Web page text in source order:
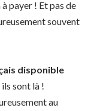
à payer ! Et pas de
souvent
disponible
ils sont là !
au